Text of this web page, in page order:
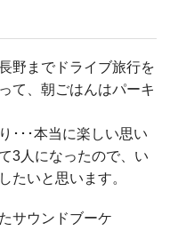
野までドライブ旅行を
て、朝ごはんはパーキ
･･･本当に楽しい思い
3人になったので、い
たいと思います。
サウンドブーケ